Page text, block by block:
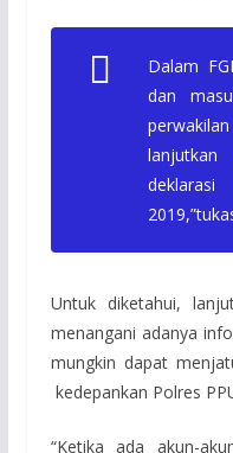
Dalam
dan
lanjutkan
Untuk diketahui,
menangani adanya
mungkin dapat
kedepankan Polres
“Ketika ada akun-